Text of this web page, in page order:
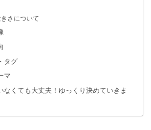
さについて
タグ
マ
なくても大丈夫！ゆっくり決めていきま